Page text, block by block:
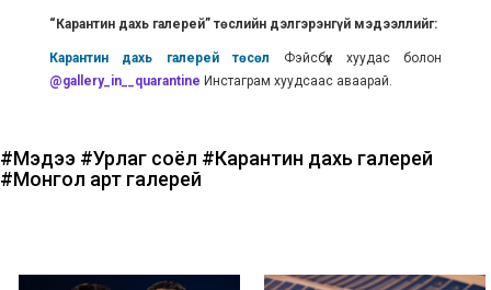
“Карантин дахь галерей” төслийн дэлгэрэнгүй мэдээллийг:
Карантин дахь галерей төсөл
Фэйсбүүк хуудас болон
@gallery_in__quarantine Инстаграм хуудсаас аваарай.
#Мэдээ #Урлаг соёл #Карантин дахь галерей
#Монгол арт галерей